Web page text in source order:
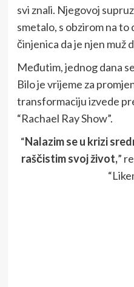
svi znali. Njegovoj
smetalo, s obzirom na to
činjenica da je njen muž
Međutim, jednog dana
Bilo je vrijeme za
transformaciju izvede
“Rachael Ray Show”.
“Nalazim se u krizi
raščistim svoj život,”